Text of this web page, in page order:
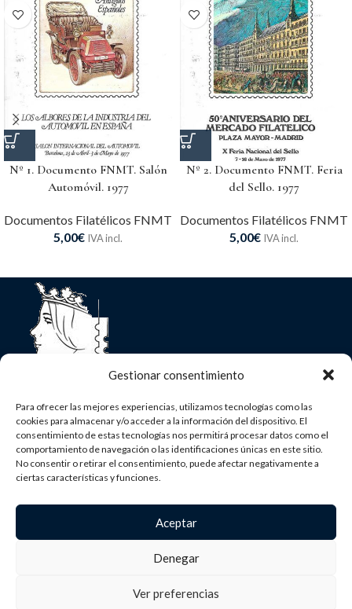
Gestionar consentimiento
Para ofrecer las mejores experiencias, utilizamos tecnologías como las
cookies para almacenar y/o acceder a la información del dispositivo. El
consentimiento de estas tecnologías nos permitirá procesar datos como el
comportamiento de navegación o las identificaciones únicas en este sitio.
No consentir o retirar el consentimiento, puede afectar negativamente a
ciertas características y funciones.
Aceptar
Denegar
Ver preferencias
Nº 1. Documento FNMT. Salón
Automóvil. 1977
Documentos Filatélicos FNMT
5,00€ IVA incl.
Nº 2. Documento FNMT. Feria
del Sello. 1977
Documentos Filatélicos FNMT
5,00€ IVA incl.
Asociación Nacional de Filatelia
C/ Mayor, 18 - 2ºDcha 28013 - Madrid
(+34) 91 366 46 60
secretaria@anfil.org
«Financiado por la Unión Europea- NextGenerationEU»
MENU
2025 ® DISEÑADO PORBRANDMEDIA